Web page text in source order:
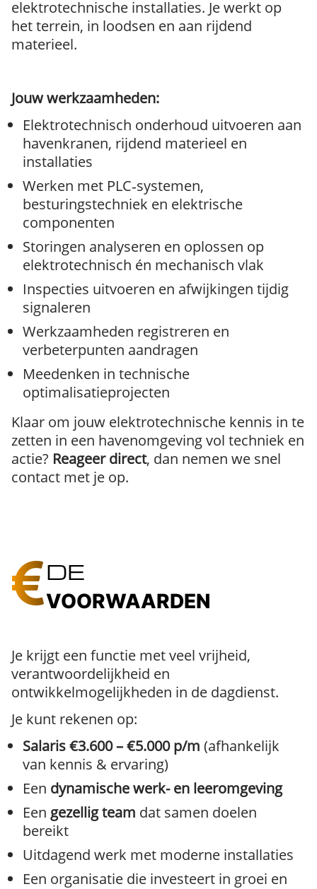
elektrotechnische installaties. Je werkt op
het terrein, in loodsen en aan rijdend
materieel.
Jouw werkzaamheden:
Elektrotechnisch onderhoud uitvoeren aan
havenkranen, rijdend materieel en
installaties
Werken met PLC‑systemen,
besturingstechniek en elektrische
componenten
Storingen analyseren en oplossen op
elektrotechnisch én mechanisch vlak
Inspecties uitvoeren en afwijkingen tijdig
signaleren
Werkzaamheden registreren en
verbeterpunten aandragen
Meedenken in technische
optimalisatieprojecten
Klaar om jouw elektrotechnische kennis in te
zetten in een havenomgeving vol techniek en
actie? Reageer direct, dan nemen we snel
contact met je op.
DE
VOORWAARDEN
Je krijgt een functie met veel vrijheid,
verantwoordelijkheid en
ontwikkelmogelijkheden in de dagdienst.
Je kunt rekenen op:
Salaris €3.600 – €5.000 p/m (afhankelijk
van kennis & ervaring)
Een dynamische werk- en leeromgeving
Een gezellig team dat samen doelen
bereikt
Uitdagend werk met moderne installaties
Een organisatie die investeert in groei en